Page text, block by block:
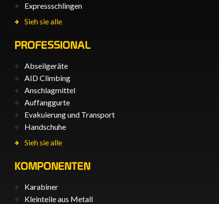
Expressschlingen
Sieh sie alle
PROFESSIONAL
Abseilgeräte
AID Climbing
Anschlagmittel
Auffanggurte
Evakuierung und Transport
Handschuhe
Sieh sie alle
KOMPONENTEN
Karabiner
Kleinteile aus Metall